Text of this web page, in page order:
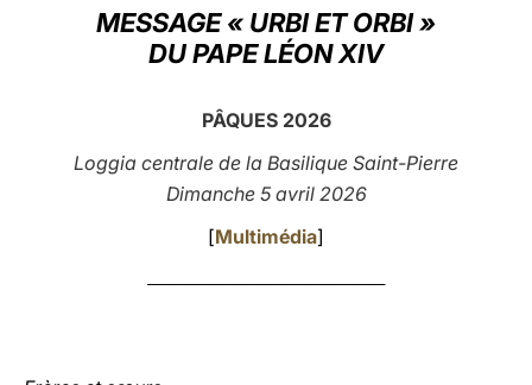
العربيّة
MESSAGE « URBI ET ORBI »
DU PAPE LÉON XIV
PÂQUES 2026
Loggia centrale de la Basilique Saint-Pierre
Dimanche 5 avril 2026
[Multimédia]